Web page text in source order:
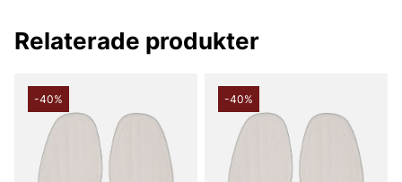
Tack för att du handlar i vår webbshop. Besök oss även i vår
Relaterade produkter
-40% -40%